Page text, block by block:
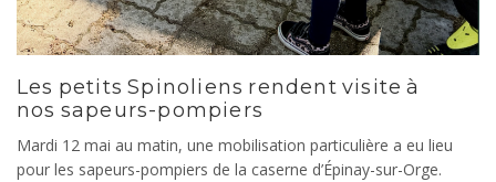
Les petits Spinoliens rendent visite à
nos sapeurs-pompiers
Mardi 12 mai au matin, une mobilisation particulière a eu lieu
pour les sapeurs-pompiers de la caserne d’Épinay-sur-Orge.